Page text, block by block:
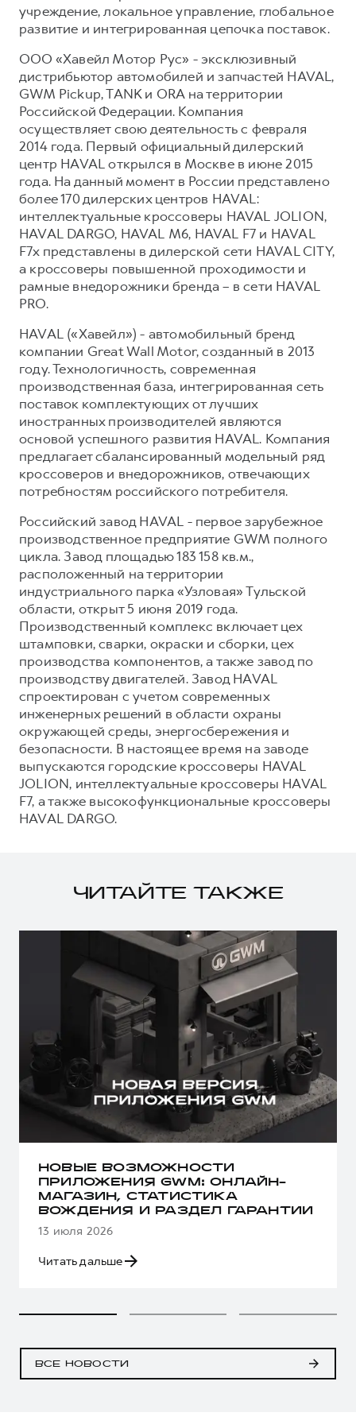
учреждение, локальное управление, глобальное
развитие и интегрированная цепочка поставок.
ООО «Хавейл Мотор Рус» - эксклюзивный
дистрибьютор автомобилей и запчастей HAVAL,
GWM Pickup, TANK и ORA на территории
Российской Федерации. Компания
осуществляет свою деятельность с февраля
2014 года. Первый официальный дилерский
центр HAVAL открылся в Москве в июне 2015
года. На данный момент в России представлено
более 170 дилерских центров HAVAL:
интеллектуальные кроссоверы HAVAL JOLION,
HAVAL DARGO, HAVAL М6, HAVAL F7 и HAVAL
F7x представлены в дилерской сети HAVAL CITY,
а кроссоверы повышенной проходимости и
рамные внедорожники бренда – в сети HAVAL
PRO.
HAVAL («Хавейл») - автомобильный бренд
компании Great Wall Motor, созданный в 2013
году. Технологичность, современная
производственная база, интегрированная сеть
поставок комплектующих от лучших
иностранных производителей являются
основой успешного развития HAVAL. Компания
предлагает сбалансированный модельный ряд
кроссоверов и внедорожников, отвечающих
потребностям российского потребителя.
Российский завод HAVAL - первое зарубежное
производственное предприятие GWM полного
цикла. Завод площадью 183 158 кв.м.,
расположенный на территории
индустриального парка «Узловая» Тульской
области, открыт 5 июня 2019 года.
Производственный комплекс включает цех
штамповки, сварки, окраски и сборки, цех
производства компонентов, а также завод по
производству двигателей. Завод HAVAL
спроектирован с учетом современных
инженерных решений в области охраны
окружающей среды, энергосбережения и
безопасности. В настоящее время на заводе
выпускаются городские кроссоверы HAVAL
JOLION, интеллектуальные кроссоверы HAVAL
F7, а также высокофункциональные кроссоверы
HAVAL DARGO.
ЧИТАЙТЕ ТАКЖЕ
НОВЫЕ ВОЗМОЖНОСТИ
ПРИЛОЖЕНИЯ GWM: ОНЛАЙН-
МАГАЗИН, СТАТИСТИКА
ВОЖДЕНИЯ И РАЗДЕЛ ГАРАНТИИ
13 июля 2026
Читать дальше
ВСЕ НОВОСТИ